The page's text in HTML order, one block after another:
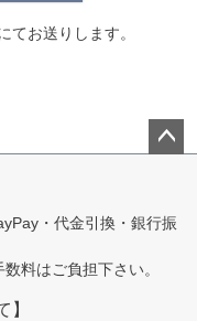
てお送りします。
ップ
へ
・代金引換・銀行振
料はご負担下さい。
】